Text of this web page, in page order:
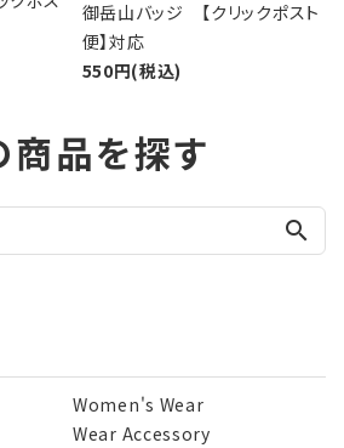
御岳山バッジ 【クリックポスト
便】対応
550円(税込)
商品を探す
search
Women's Wear
Wear Accessory